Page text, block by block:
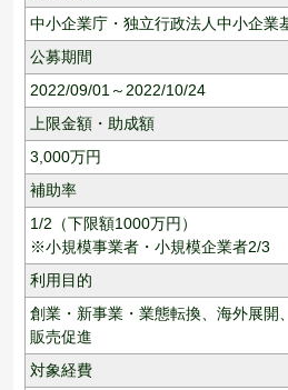
中小企業庁・独立行政法人中小企業
公募期間
2022/09/01～2022/10/24
上限金額・助成額
3,000万円
補助率
1/2（下限額1000万円）
※小規模事業者・小規模企業者2/3
利用目的
創業・新事業・業態転換、 海外展開、
販売促進
対象経費